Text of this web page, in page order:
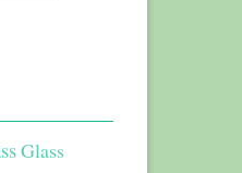
Glass